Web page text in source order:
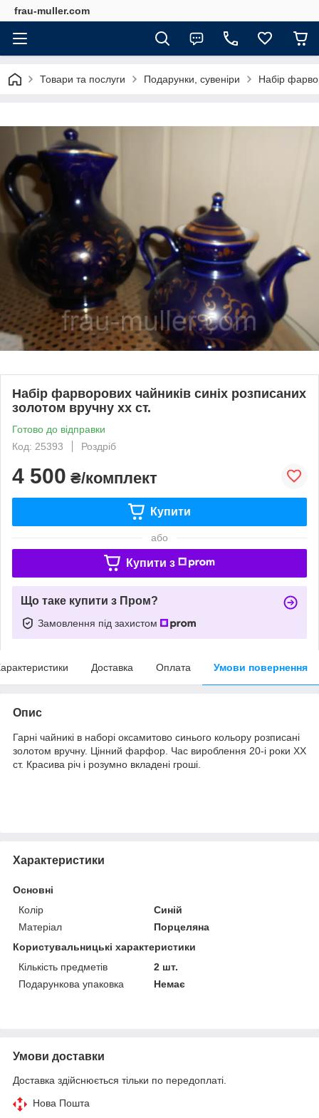
frau-muller.com
Товари та послуги Подарунки, сувеніри Набір
Набір фарворових чайників синіх розписаних
золотом вручну хх ст.
Готово до відправки
Код: 25393
Роздріб
4 500 ₴/комплект
Купити
або
Купити з
Що таке купити з Пром?
Замовлення під захистом
Доставка Оплата Умови повернення
Опис
Гарні чайникі в наборі оксамитово синього кольору розписані
золотом вручну. Цінний фарфор. Час вироблення 20-і роки ХХ
ст. Красива річ і розумно вкладені гроші.
Характеристики
Основні
Колір
Синій
Матеріал
Порцеляна
Користувальницькі характеристики
Кількість предметів
2 шт.
Подарункова упаковка
Немає
Умови доставки
Доставка здійснюється тільки по передоплаті.
Нова Пошта